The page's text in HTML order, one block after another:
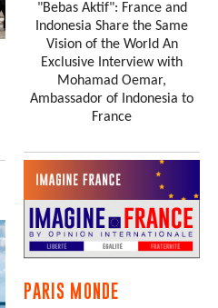
"Bebas Aktif": France and
Indonesia Share the Same
Vision of the World An
Exclusive Interview with
Mohamad Oemar,
Ambassador of Indonesia to
France
PARIS MONDE